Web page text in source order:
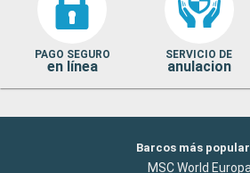
PAGO SEGURO
en línea
SERVICIO DE
anulacion
Barcos más
MSC World